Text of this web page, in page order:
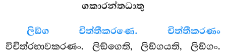
ගකාරන්තධාතු
ලිඞ්ග චිත්තීකරණෙ. චිත්තීකරණං
විචිත්රභාවකරණං. ලිඞ්ගෙති, ලිඞ්ගයති, ලිඞ්ගං.